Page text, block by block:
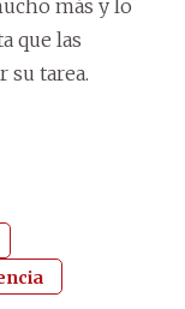
más y lo
que las
su tarea.